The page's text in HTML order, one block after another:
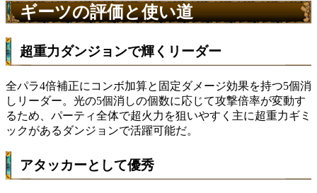
ギーツの評価と使い道
超重力ダンジョンで輝くリーダー
全パラ4倍補正にコンボ加算と固定ダメージ効果を持つ5個消
しリーダー。光の5個消しの個数に応じて攻撃倍率が変動す
るため、パーティ全体で超火力を狙いやすく主に超重力ギミ
ックがあるダンジョンで活躍可能だ。
アタッカーとして優秀